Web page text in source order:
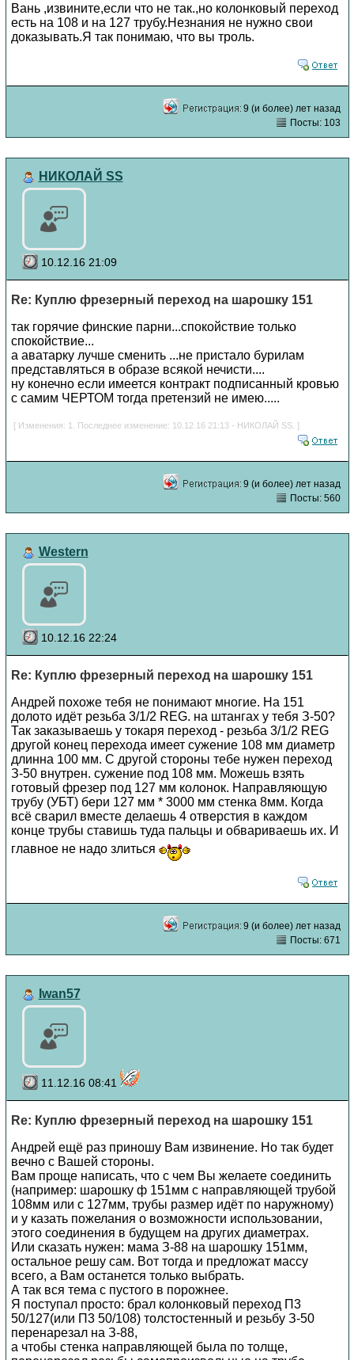
Вань ,извините,если что не так.,но колонковый переход
есть на 108 и на 127 трубу.Незнания не нужно свои
доказывать.Я так понимаю, что вы троль.
9 (и более) лет назад
Посты: 103
НИКОЛАЙ SS
10.12.16 21:09
Re: Куплю фрезерный переход на шарошку 151
так горячие финские парни...спокойствие только
спокойствие...
а аватарку лучше сменить ...не пристало бурилам
представляться в образе всякой нечисти....
ну конечно если имеется контракт подписанный кровью
с самим ЧЕРТОМ тогда претензий не имею.....
[ Изменения: 1. Последнее изменение: 10.12.16 21:13 - НИКОЛАЙ SS. ]
9 (и более) лет назад
Посты: 560
Western
10.12.16 22:24
Re: Куплю фрезерный переход на шарошку 151
Андрей похоже тебя не понимают многие. На 151
долото идёт резьба 3/1/2 REG. на штангах у тебя З-50?
Так заказываешь у токаря переход - резьба 3/1/2 REG
другой конец перехода имеет сужение 108 мм диаметр
длинна 100 мм. С другой стороны тебе нужен переход
З-50 внутрен. сужение под 108 мм. Можешь взять
готовый фрезер под 127 мм колонок. Направляющую
трубу (УБТ) бери 127 мм * 3000 мм стенка 8мм. Когда
всё сварил вместе делаешь 4 отверстия в каждом
конце трубы ставишь туда пальцы и обвариваешь их. И
главное не надо злиться
9 (и более) лет назад
Посты: 671
Iwan57
11.12.16 08:41
Re: Куплю фрезерный переход на шарошку 151
Андрей ещё раз приношу Вам извинение. Но так будет
вечно с Вашей стороны.
Вам проще написать, что с чем Вы желаете соединить
(например: шарошку ф 151мм с направляющей трубой
108мм или с 127мм, трубы размер идёт по наружному)
и у казать пожелания о возможности использовании,
этого соединения в будущем на других диаметрах.
Или сказать нужен: мама З-88 на шарошку 151мм,
остальное решу сам. Вот тогда и предложат массу
всего, а Вам останется только выбрать.
А так вся тема с пустого в порожнее.
Я поступал просто: брал колонковый переход П3
50/127(или П3 50/108) толстостенный и резьбу З-50
перенарезал на З-88,
а чтобы стенка направляющей была по толще,